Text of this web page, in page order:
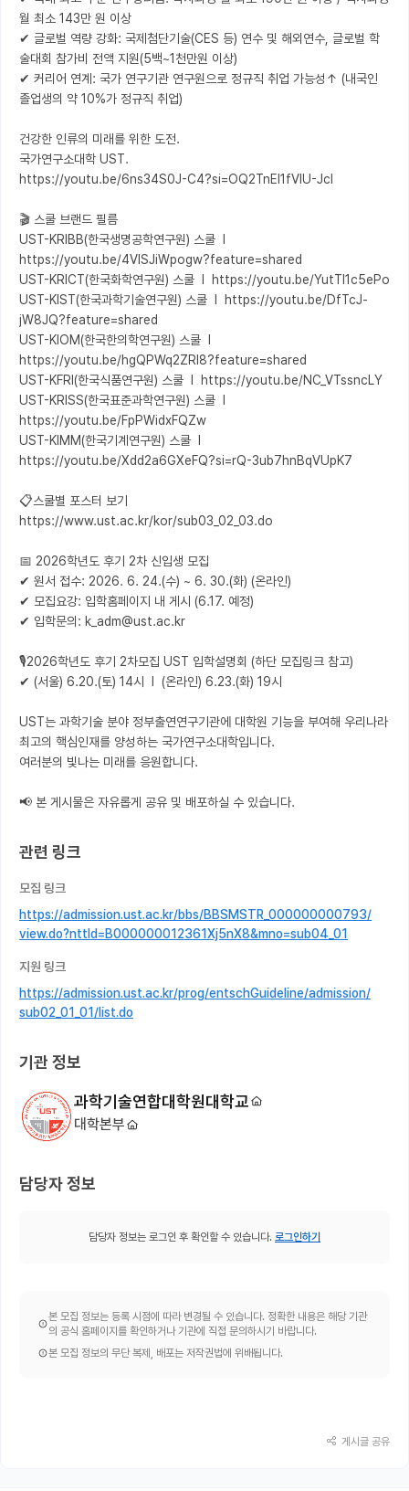
월 최소 143만 원 이상
✔ 글로벌 역량 강화: 국제첨단기술(CES 등) 연수 및 해외연수, 글로벌 학
술대회 참가비 전액 지원(5백~1천만원 이상)
✔ 커리어 연계: 국가 연구기관 연구원으로 정규직 취업 가능성↑ (내국인
졸업생의 약 10%가 정규직 취업)
건강한 인류의 미래를 위한 도전.
국가연구소대학 UST.
https://youtu.be/6ns34S0J-C4?si=OQ2TnEI1fVIU-JcI
🎬 스쿨 브랜드 필름
UST-KRIBB(한국생명공학연구원) 스쿨  l
https://youtu.be/4VlSJiWpogw?feature=shared
UST-KRICT(한국화학연구원) 스쿨  l  https://youtu.be/YutTl1c5ePo
UST-KIST(한국과학기술연구원) 스쿨  l  https://youtu.be/DfTcJ-
jW8JQ?feature=shared
UST-KIOM(한국한의학연구원) 스쿨  l
https://youtu.be/hgQPWq2ZRl8?feature=shared
UST-KFRI(한국식품연구원) 스쿨  l  https://youtu.be/NC_VTssncLY
UST-KRISS(한국표준과학연구원) 스쿨  l
https://youtu.be/FpPWidxFQZw
UST-KIMM(한국기계연구원) 스쿨  l
https://youtu.be/Xdd2a6GXeFQ?si=rQ-3ub7hnBqVUpK7
📋스쿨별 포스터 보기
https://www.ust.ac.kr/kor/sub03_02_03.do
📅 2026학년도 후기 2차 신입생 모집
✔ 원서 접수: 2026. 6. 24.(수) ~ 6. 30.(화) (온라인)
✔ 모집요강: 입학홈페이지 내 게시 (6.17. 예정)
✔ 입학문의: k_adm@ust.ac.kr
🎙️2026학년도 후기 2차모집 UST 입학설명회 (하단 모집링크 참고)
✔ (서울) 6.20.(토) 14시  l  (온라인) 6.23.(화) 19시
UST는 과학기술 분야 정부출연연구기관에 대학원 기능을 부여해 우리나라
최고의 핵심인재를 양성하는 국가연구소대학입니다.
여러분의 빛나는 미래를 응원합니다.
📢 본 게시물은 자유롭게 공유 및 배포하실 수 있습니다.
관련 링크
모집 링크
https://admission.ust.ac.kr/bbs/BBSMSTR_000000000793/
view.do?nttId=B000000012361Xj5nX8&mno=sub04_01
지원 링크
https://admission.ust.ac.kr/prog/entschGuideline/admission/
sub02_01_01/list.do
기관 정보
과학기술연합대학원대학교
대학본부
담당자 정보
담당자 정보는 로그인 후 확인할 수 있습니다. 로그인하기
본 모집 정보는 등록 시점에 따라 변경될 수 있습니다. 정확한 내용은 해당 기관
의 공식 홈페이지를 확인하거나 기관에 직접 문의하시기 바랍니다.
본 모집 정보의 무단 복제, 배포는 저작권법에 위배됩니다.
게시글 공유